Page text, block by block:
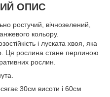
ОПИС
ростучий, вічнозелений,
кольору.
і луската хвоя, яка
Ця рослина стане перлиною
рослин.
30см висоти і 60см